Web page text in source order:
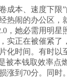
本、速度下限”
热闹的办公区，
，她必需用明
实正在被催紧了
化时间。有时以
被本钱取效率点
涨到70分。同时。